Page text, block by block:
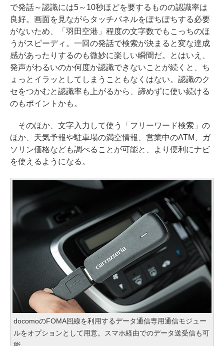
で発話～認識には5～10秒ほどを要するものの認識率は
良好。画面を見ながらタッチパネルをぽちぽちする必要
がないため、「羽田空港」程度の文字数でもこっちのほ
うがスピーディ。一回の発話で検索が決まると変な達成
感があったりするのも微妙に楽しい瞬間だ。とはいえ、
発声がわるいのか何度か認識できないことが続くと、ち
ょっとイラッとしてしまうこともなくはない。認識のク
セをつかむと認識率も上がるから、諦めずに使い続ける
のもポイントかも。
そのほか、文字入力して使う「フリーワード検索」の
ほか、天気予報や駐車場の満空情報、営業中のATM、ガ
ソリン価格なども調べることが可能と、より便利にナビ
を使えるようになる。
docomoのFOMA回線を利用するデータ通信専用通信モジュー
ルをオプションとして用意。スマホ経由でのデータ送受信も可